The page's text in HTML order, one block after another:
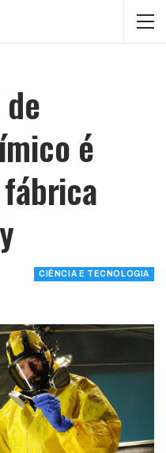
é
CIÊNCIA E TECNOLOGIA